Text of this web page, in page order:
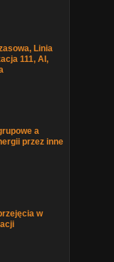
Linia
111, AI,
a
przez inne
w